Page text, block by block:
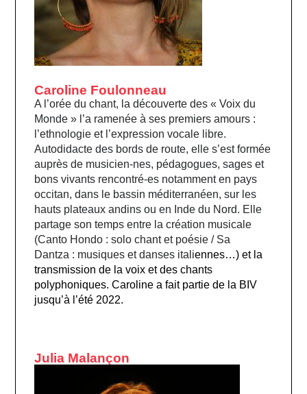
Caroline Foulonneau
A l’orée du chant, la découverte des « Voix du
Monde » l’a ramenée à ses premiers amours :
l’ethnologie et l’expression vocale libre.
Autodidacte des bords de route, elle s’est formée
auprès de musicien-nes, pédagogues, sages et
bons vivants rencontré-es notamment en pays
occitan, dans le bassin méditerranéen, sur les
hauts plateaux andins ou en Inde du Nord. Elle
partage son temps entre la création musicale
(Canto Hondo : solo chant et poésie / Sa
Dantza : musiques et danses italiennes…) et la
transmission de la voix et des chants
polyphoniques. Caroline a fait partie de la BIV
jusqu’à l’été 2022.
Julia Malançon